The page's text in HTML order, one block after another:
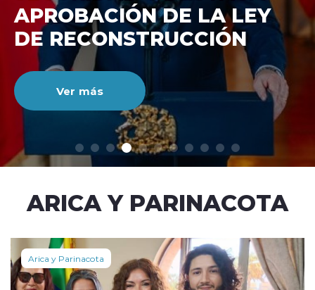
modo claro
DE RECONSTRUCCIÓ
NACIONAL
Ver más
ARICA Y PARINACOTA
Arica y Parinacota